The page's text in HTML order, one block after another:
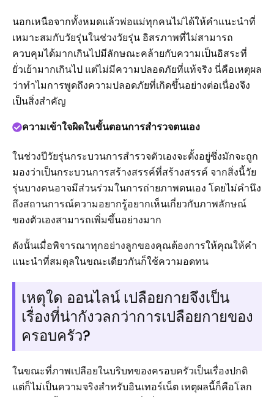
นอกเหนือจากทั้งหมดแล้วพ่อแม่ทุกคนไม่ได้ให้คำแนะนำที่
เหมาะสมกับวัยรุ่นในช่วงวัยรุ่น อิสรภาพที่ไม่สามารถ
ควบคุมได้มากเกินไปมีลักษณะคล้ายกับความเป็นอิสระที่
ยั่วเย้ามากเกินไป แต่ไม่มีความปลอดภัยที่แท้จริง นี่คือเหตุผล
ว่าทำไมการพูดถึงความปลอดภัยที่เกิดขึ้นอย่างต่อเนื่องจึง
เป็นสิ่งสำคัญ
ความเข้าใจผิดในขั้นตอนการสำรวจตนเอง
ในช่วงปีวัยรุ่นกระบวนการสำรวจตัวเองจะตั้งอยู่ซึ่งมักจะถูก
มองว่าเป็นกระบวนการสร้างสรรค์ที่สร้างสรรค์ จากสิ่งนี้วัย
รุ่นบางคนอาจมีส่วนร่วมในการถ่ายภาพตนเอง โดยไม่คำนึง
ถึงสถานการณ์ความอยากรู้อยากเห็นเกี่ยวกับภาพลักษณ์
ของตัวเองสามารถเพิ่มขึ้นอย่างมาก
ดังนั้นเมื่อพิจารณาทุกอย่างลูกของคุณต้องการให้คุณให้คำ
แนะนำที่สมดุลในขณะเดียวกันก็ใช้ความอดทน
เหตุใด ออนไลน์ เปลือยกายจึงเป็น
เรื่องที่น่ากังวลกว่าการเปลือยกายของ
ครอบครัว?
ในขณะที่ภาพเปลือยในบริบทของครอบครัวเป็นเรื่องปกติ
แต่ก็ไม่เป็นความจริงสำหรับอินเทอร์เน็ต เหตุผลนี้ก็คือโลก